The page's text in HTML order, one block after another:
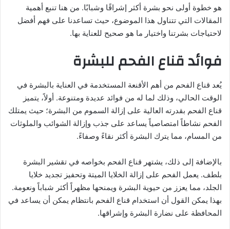
هو خطوة أولى نحو بشرة أكثر إشراقًا وشبابًا. من هنا تنبع أهمية
المقالات التي تتناول هذا الموضوع، حيث تساعدنا على فهم أفضل
لاحتياجات بشرتنا واختيار ما هو صحيح للعناية بها.
فوائد قناع الفحم للبشرة
يُعد قناع الفحم من أهم الأقنعة المستخدمة في العناية بالبشرة في
الوقت الحالي، وذلك لما له من فوائد عديدة ومتنوعة. أولاً، يتميز
قناع الفحم بقدرته العالية على إزالة السموم من البشرة؛ حيث يمتلك
الفحم نشاطاً امتصاصياً يساعد على جذب وإزالة الشوائب والملوثات
من المسام، مما يترك البشرة أكثر نقاءً وصفاءً.
بالإضافة إلى ذلك، يشتهر قناع الفحم بخواصه في تقشير البشرة
بلطف. يعمل الفحم على إزالة الخلايا الميتة وتحفيز تجديد خلايا
الجلد، مما يعزز من حيوية البشرة ويمنحها مظهراً أكثر شباباً ونعومة.
بهذا يمكن القول أن استخدام قناع الفحم بانتظام يمكن أن يساعد في
المحافظة على نضارة البشرة وإشراقها.